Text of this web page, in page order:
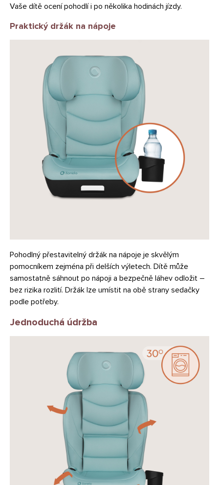
Vaše dítě ocení pohodlí i po několika hodinách jízdy.
Praktický držák na nápoje
Pohodlný přestavitelný držák na nápoje je skvělým
pomocníkem zejména při delších výletech. Dítě může
samostatně sáhnout po nápoji a bezpečně láhev odložit –
bez rizika rozlití. Držák lze umístit na obě strany sedačky
podle potřeby.
Jednoduchá údržba